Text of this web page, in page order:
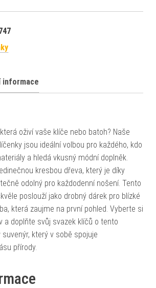
informace
oživí vaše klíče nebo batoh? Naše
jsou ideální volbou pro každého, kdo
a hledá vkusný módní doplněk.
kresbou dřeva, který je díky
odolný pro každodenní nošení. Tento
poslouží jako drobný dárek pro blízké
která zaujme na první pohled. Vyberte si
a doplňte svůj svazek klíčů o tento
který v sobě spojuje
přírody.